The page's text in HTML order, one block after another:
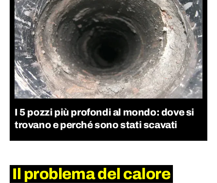
I 5 pozzi più profondi al mondo: dove si
trovano e perché sono stati scavati
Il problema del calore